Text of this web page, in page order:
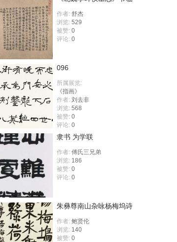
作者: 舒杰
浏览: 529
被赞: 0
评论: 0
096
所属展览:
《指画》
作者: 刘去非
浏览: 568
被赞: 0
评论: 0
隶书 为学联
作者: 傅氏三兄弟
浏览: 186
被赞: 0
评论: 0
朱彝尊南山杂咏杨梅坞诗
作者: 鲍贤伦
浏览: 140
被赞: 0